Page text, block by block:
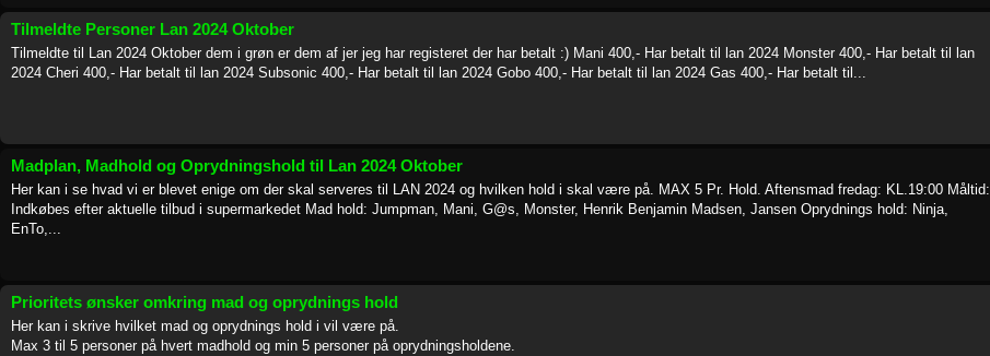
Tilmeldte Personer Lan 2024 Oktober
Tilmeldte til Lan 2024 Oktober dem i grøn er dem af jer jeg har registeret der har betalt :) Mani 400,- Har betalt til lan 2024 Monster 400,- Har betalt til lan
2024 Cheri 400,- Har betalt til lan 2024 Subsonic 400,- Har betalt til lan 2024 Gobo 400,- Har betalt til lan 2024 Gas 400,- Har betalt til...
Madplan, Madhold og Oprydningshold til Lan 2024 Oktober
Her kan i se hvad vi er blevet enige om der skal serveres til LAN 2024 og hvilken hold i skal være på. MAX 5 Pr. Hold. Aftensmad fredag: KL.19:00 Måltid:
Indkøbes efter aktuelle tilbud i supermarkedet Mad hold: Jumpman, Mani, G@s, Monster, Henrik Benjamin Madsen, Jansen Oprydnings hold: Ninja,
EnTo,...
Prioritets ønsker omkring mad og oprydnings hold
Her kan i skrive hvilket mad og oprydnings hold i vil være på.
Max 3 til 5 personer på hvert madhold og min 5 personer på oprydningsholdene.